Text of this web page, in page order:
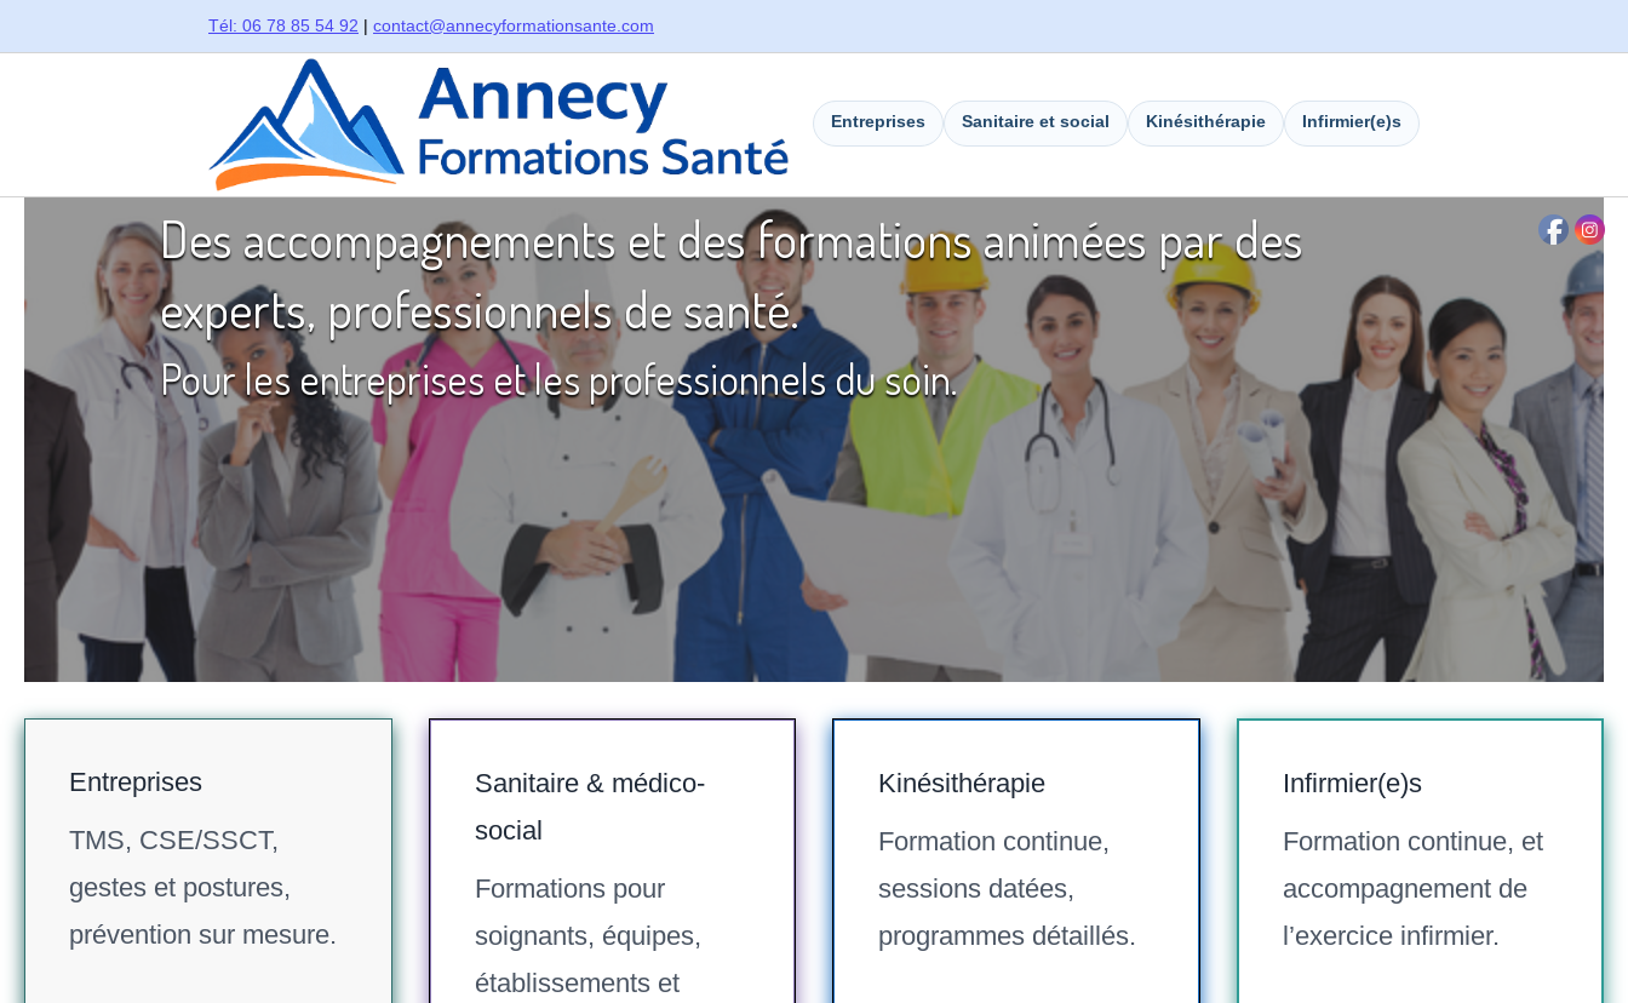
Tél: 06 78 85 54 92 | contact@annecyformationsante.com
Entreprises Sanitaire et social Kinésithérapie Infirmier(e)s
Des accompagnements et des formations animées par des
experts, professionnels de santé.
Pour les entreprises et les professionnels du soin.
Entreprises
TMS, CSE/SSCT,
gestes et postures,
prévention sur mesure.
Sanitaire & médico-
social
Formations pour
soignants, équipes,
établissements et
Kinésithérapie
Formation continue,
sessions datées,
programmes détaillés.
Infirmier(e)s
Formation continue, et
accompagnement de
l’exercice infirmier.